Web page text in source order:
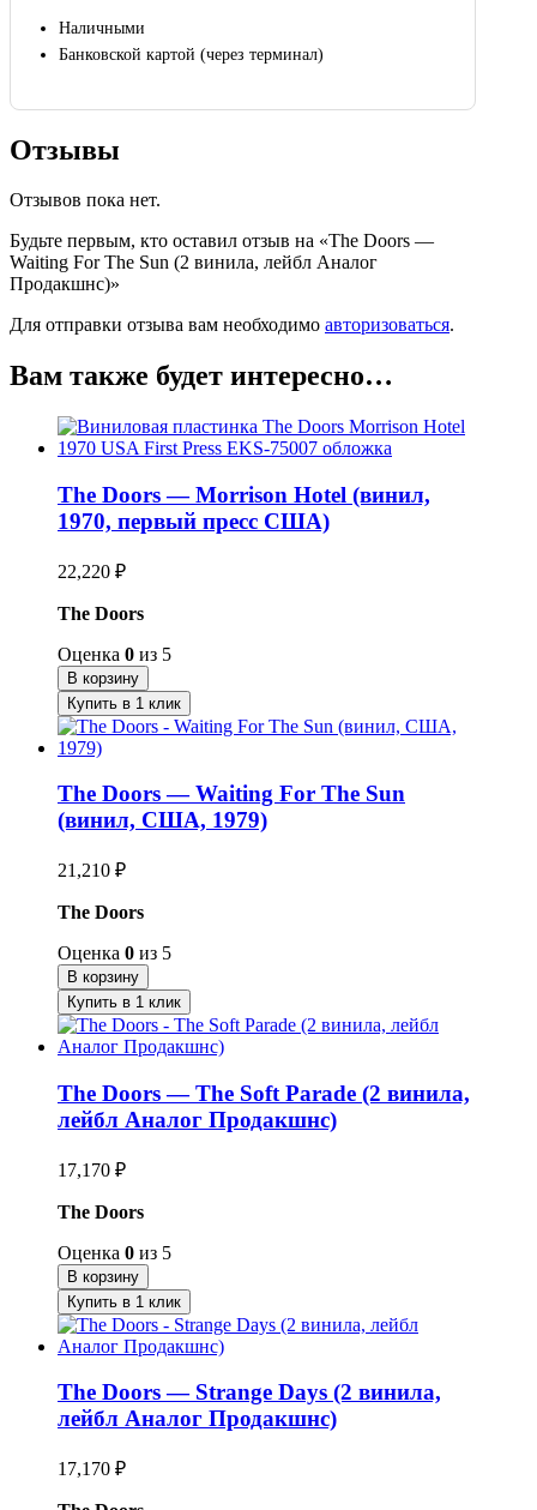
Наличными
Банковской картой (через терминал)
Отзывы
Отзывов пока нет.
Будьте первым, кто оставил отзыв на «The Doors —
Waiting For The Sun (2 винила, лейбл Аналог
Продакшнс)»
Для отправки отзыва вам необходимо авторизоваться.
Вам также будет интересно…
The Doors — Morrison Hotel (винил,
1970, первый пресс США)
22,220 ₽
The Doors
Оценка 0 из 5
В корзину
Купить в 1 клик
The Doors — Waiting For The Sun
(винил, США, 1979)
21,210 ₽
The Doors
Оценка 0 из 5
В корзину
Купить в 1 клик
The Doors — The Soft Parade (2 винила,
лейбл Аналог Продакшнс)
17,170 ₽
The Doors
Оценка 0 из 5
В корзину
Купить в 1 клик
The Doors — Strange Days (2 винила,
лейбл Аналог Продакшнс)
17,170 ₽